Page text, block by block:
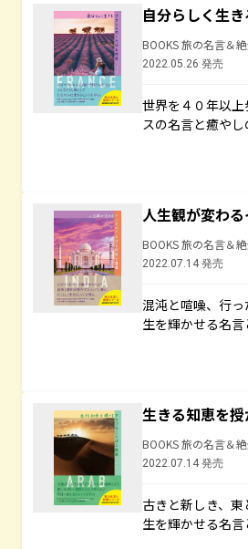
自分らしく生
BOOKS 旅の名言＆
2022.05.26 発売
世界を４０年以
スの名言と癒や
人生観が変わ
BOOKS 旅の名言＆
2022.07.14 発売
混沌と喧噪、行
生を輝かせる名言
生きる知恵を
BOOKS 旅の名言＆
2022.07.14 発売
古きと新しき、
生を輝かせる名言